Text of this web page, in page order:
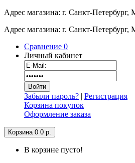
Адрес магазина: г. Санкт-
Адрес магазина: г. Санкт-
Сравнение 0
Личный кабинет
Забыли пароль? | Регистрация
Корзина покупок
Оформление заказа
Корзина 0 0 р.
В корзине пусто!